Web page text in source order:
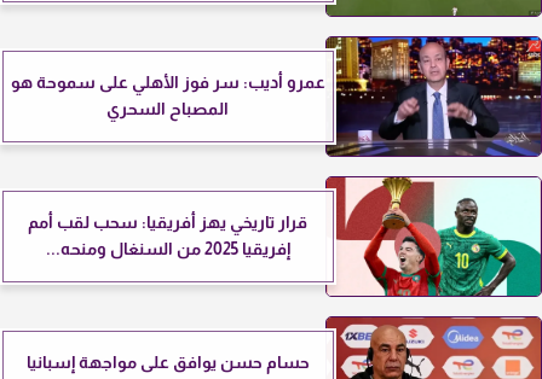
عمرو أديب: سر فوز الأهلي على سموحة هو
المصباح السحري
قرار تاريخي يهز أفريقيا: سحب لقب أمم
إفريقيا 2025 من السنغال ومنحه...
حسام حسن يوافق على مواجهة إسبانيا